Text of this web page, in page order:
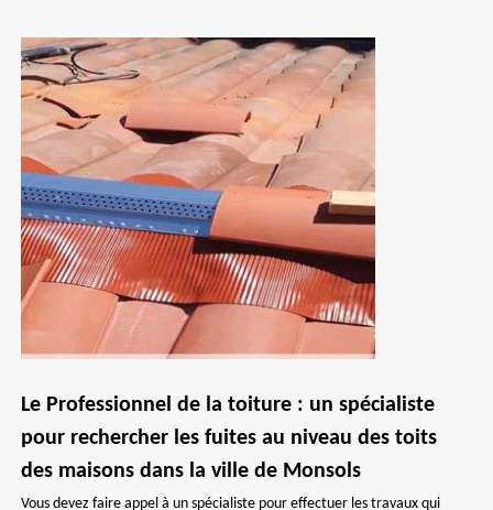
Le Professionnel de la toiture : un spécialiste
pour rechercher les fuites au niveau des toits
des maisons dans la ville de Monsols
Vous devez faire appel à un spécialiste pour effectuer les travaux qui